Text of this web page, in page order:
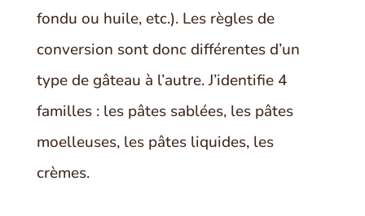
fondu ou huile, etc.). Les règles de
conversion sont donc différentes d’un
type de gâteau à l’autre. J’identifie 4
familles : les pâtes sablées, les pâtes
moelleuses, les pâtes liquides, les
crèmes.